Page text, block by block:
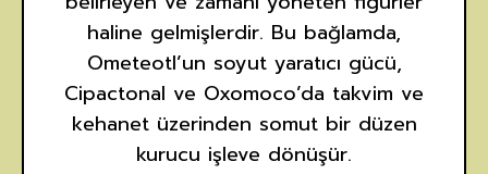
haline gelmişlerdir. Bu bağlamda,
Ometeotl’un soyut yaratıcı gücü,
Cipactonal ve Oxomoco’da takvim ve
kehanet üzerinden somut bir düzen
kurucu işleve dönüşür.